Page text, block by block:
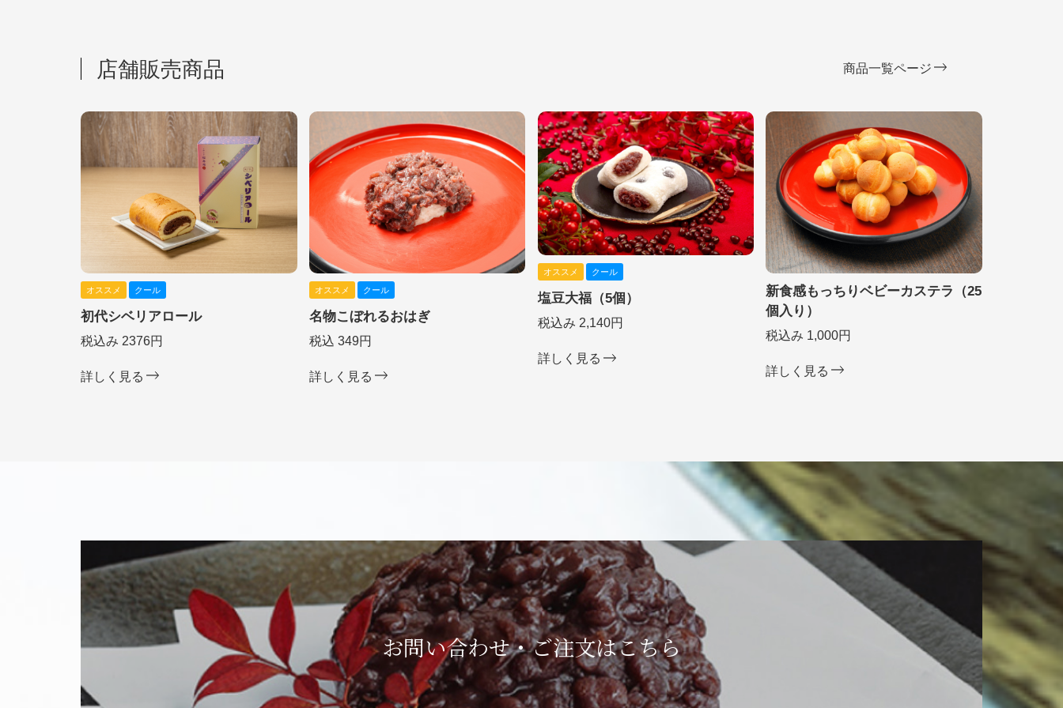
店舗販売商品
オススメ クール
初代シベリアロール
税込み 2376円
詳しく見る
オススメ クール
名物こぼれるおはぎ
税込 349円
詳しく見る
オススメ クール
塩豆大福（5個）
税込み 2,140円
詳しく見る
新食感もっちりベビーカステラ（25
個入り）
税込み 1,000円
詳しく見る
商品一覧ページ
お問い合わせ・ご注文はこちら